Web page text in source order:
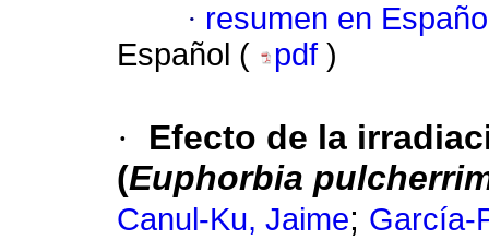
· resumen en
Español (
pdf )
·
Efecto de la
(Euphorbia
Canul-Ku, Jaime; García-